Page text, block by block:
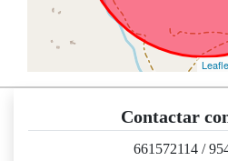
Contactar
661572114 /